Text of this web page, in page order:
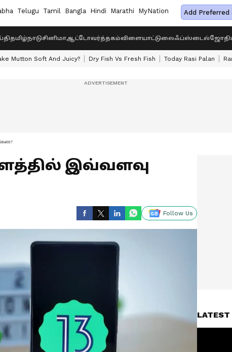
Telugu Tamil Bangla Hindi Marathi MyNation Add Preferred
தமிழ்நாடுசினிமாஆட்டோவர்த்தகம்விளையாட்டுலைஃப்ஸ்டைல்
Mutton Soft And Juicy? Dry Fish Vs Fresh Fish Today Rasi Palan
இவ்வளவு
Follow Us
LATEST